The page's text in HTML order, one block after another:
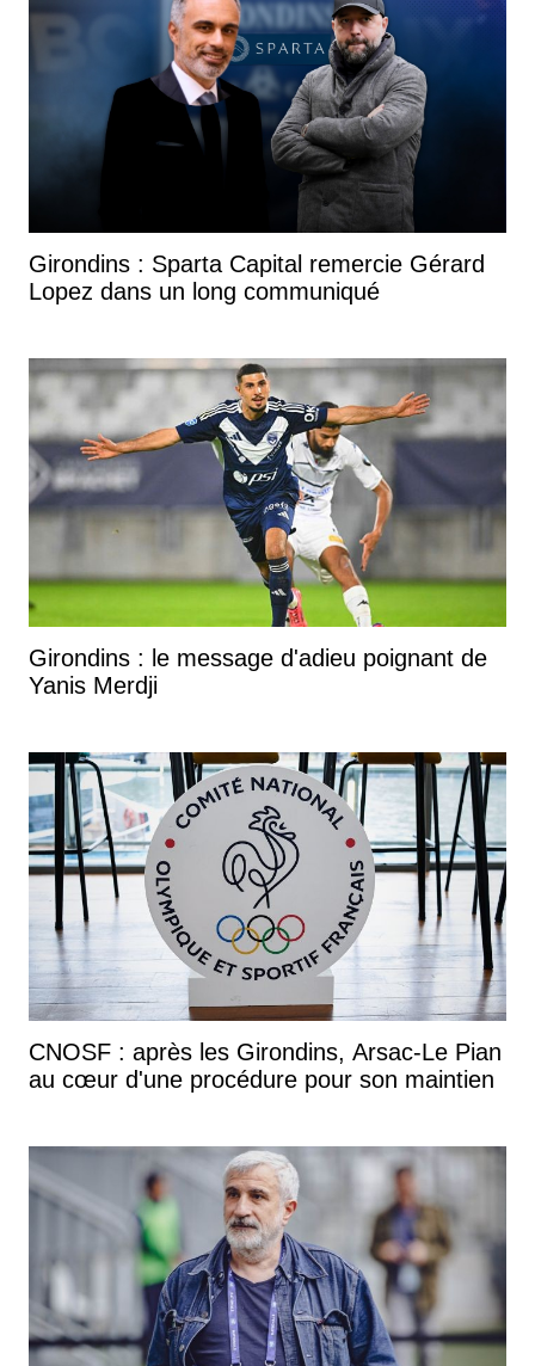
Girondins : Sparta Capital remercie Gérard
Lopez dans un long communiqué
Girondins : le message d'adieu poignant de
Yanis Merdji
CNOSF : après les Girondins, Arsac-Le Pian
au cœur d'une procédure pour son maintien